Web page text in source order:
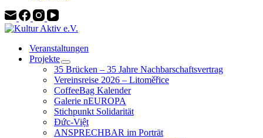
Veranstaltungen
Projekte
35 Brücken – 35 Jahre Nachbarschaftsvertrag
Vereinsreise 2026 – Litoměřice
CoffeeBag Kalender
Galerie nEUROPA
Stichpunkt Solidarität
Đức-Việt
ANSPRECHBAR im Porträt